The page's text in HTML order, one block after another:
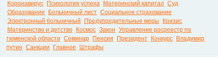
Коронавирус
Психология успеха Материнский капитал Суд
Образование
Больничный лист Социальное страхование
Электронный больничный
Предупредительные меры
Кризис
Материнство и детство
Космос Закон Управление росреестр по
тюменской области Семинар Пенсия Президент Конкурс
Владимир
путин Санкции Главное Штрафы